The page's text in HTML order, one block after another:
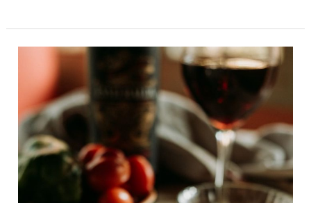
ist
tot
Johannes
Krisch
Leibspeise
war
Tafelspitz